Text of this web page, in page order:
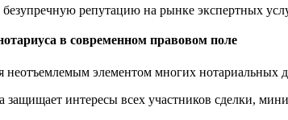
репутацию на рынке экспертных
в современном правовом поле
неотъемлемым элементом многих нотариальных
интересы всех участников сделки,